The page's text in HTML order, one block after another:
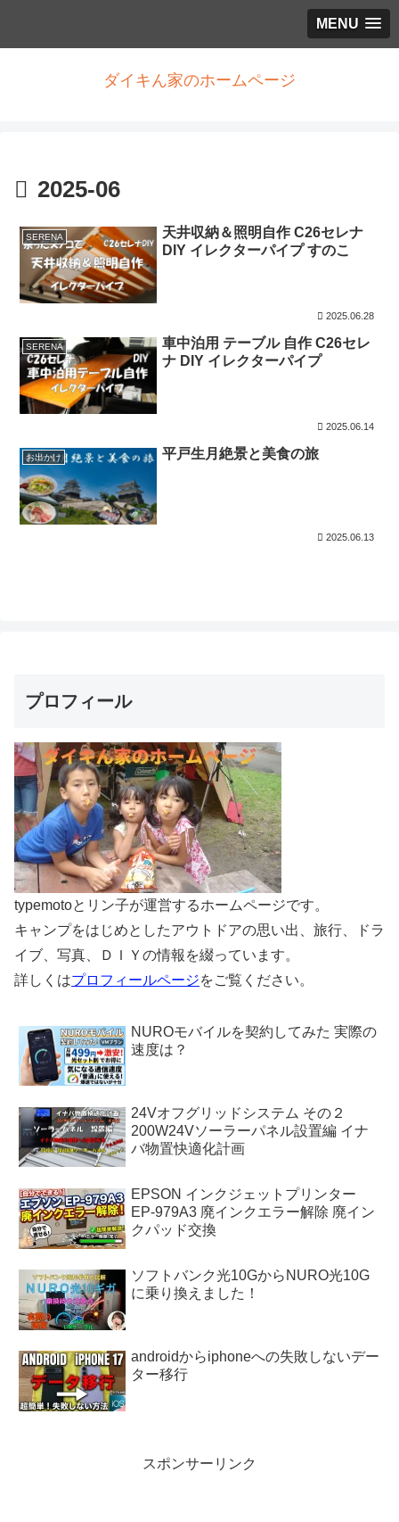
MENU
ダイキん家のホームページ
2025-06
SERENA
天井収納＆照明自作 C26セレナ
DIY イレクターパイプ すのこ
2025.06.28
SERENA
車中泊用 テーブル 自作 C26セレ
ナ DIY イレクターパイプ
2025.06.14
お出かけ 平戸生月絶景と美食の旅
2025.06.13
プロフィール
typemotoとリン子が運営するホームページです。
キャンプをはじめとしたアウトドアの思い出、旅行、ドラ
イブ、写真、ＤＩＹの情報を綴っています。
詳しくはプロフィールページをご覧ください。
NUROモバイルを契約してみた 実際の
速度は？
24Vオフグリッドシステム その２
200W24Vソーラーパネル設置編 イナ
バ物置快適化計画
EPSON インクジェットプリンター
EP-979A3 廃インクエラー解除 廃イン
クパッド交換
ソフトバンク光10GからNURO光10G
に乗り換えました！
androidからiphoneへの失敗しないデー
ター移行
スポンサーリンク